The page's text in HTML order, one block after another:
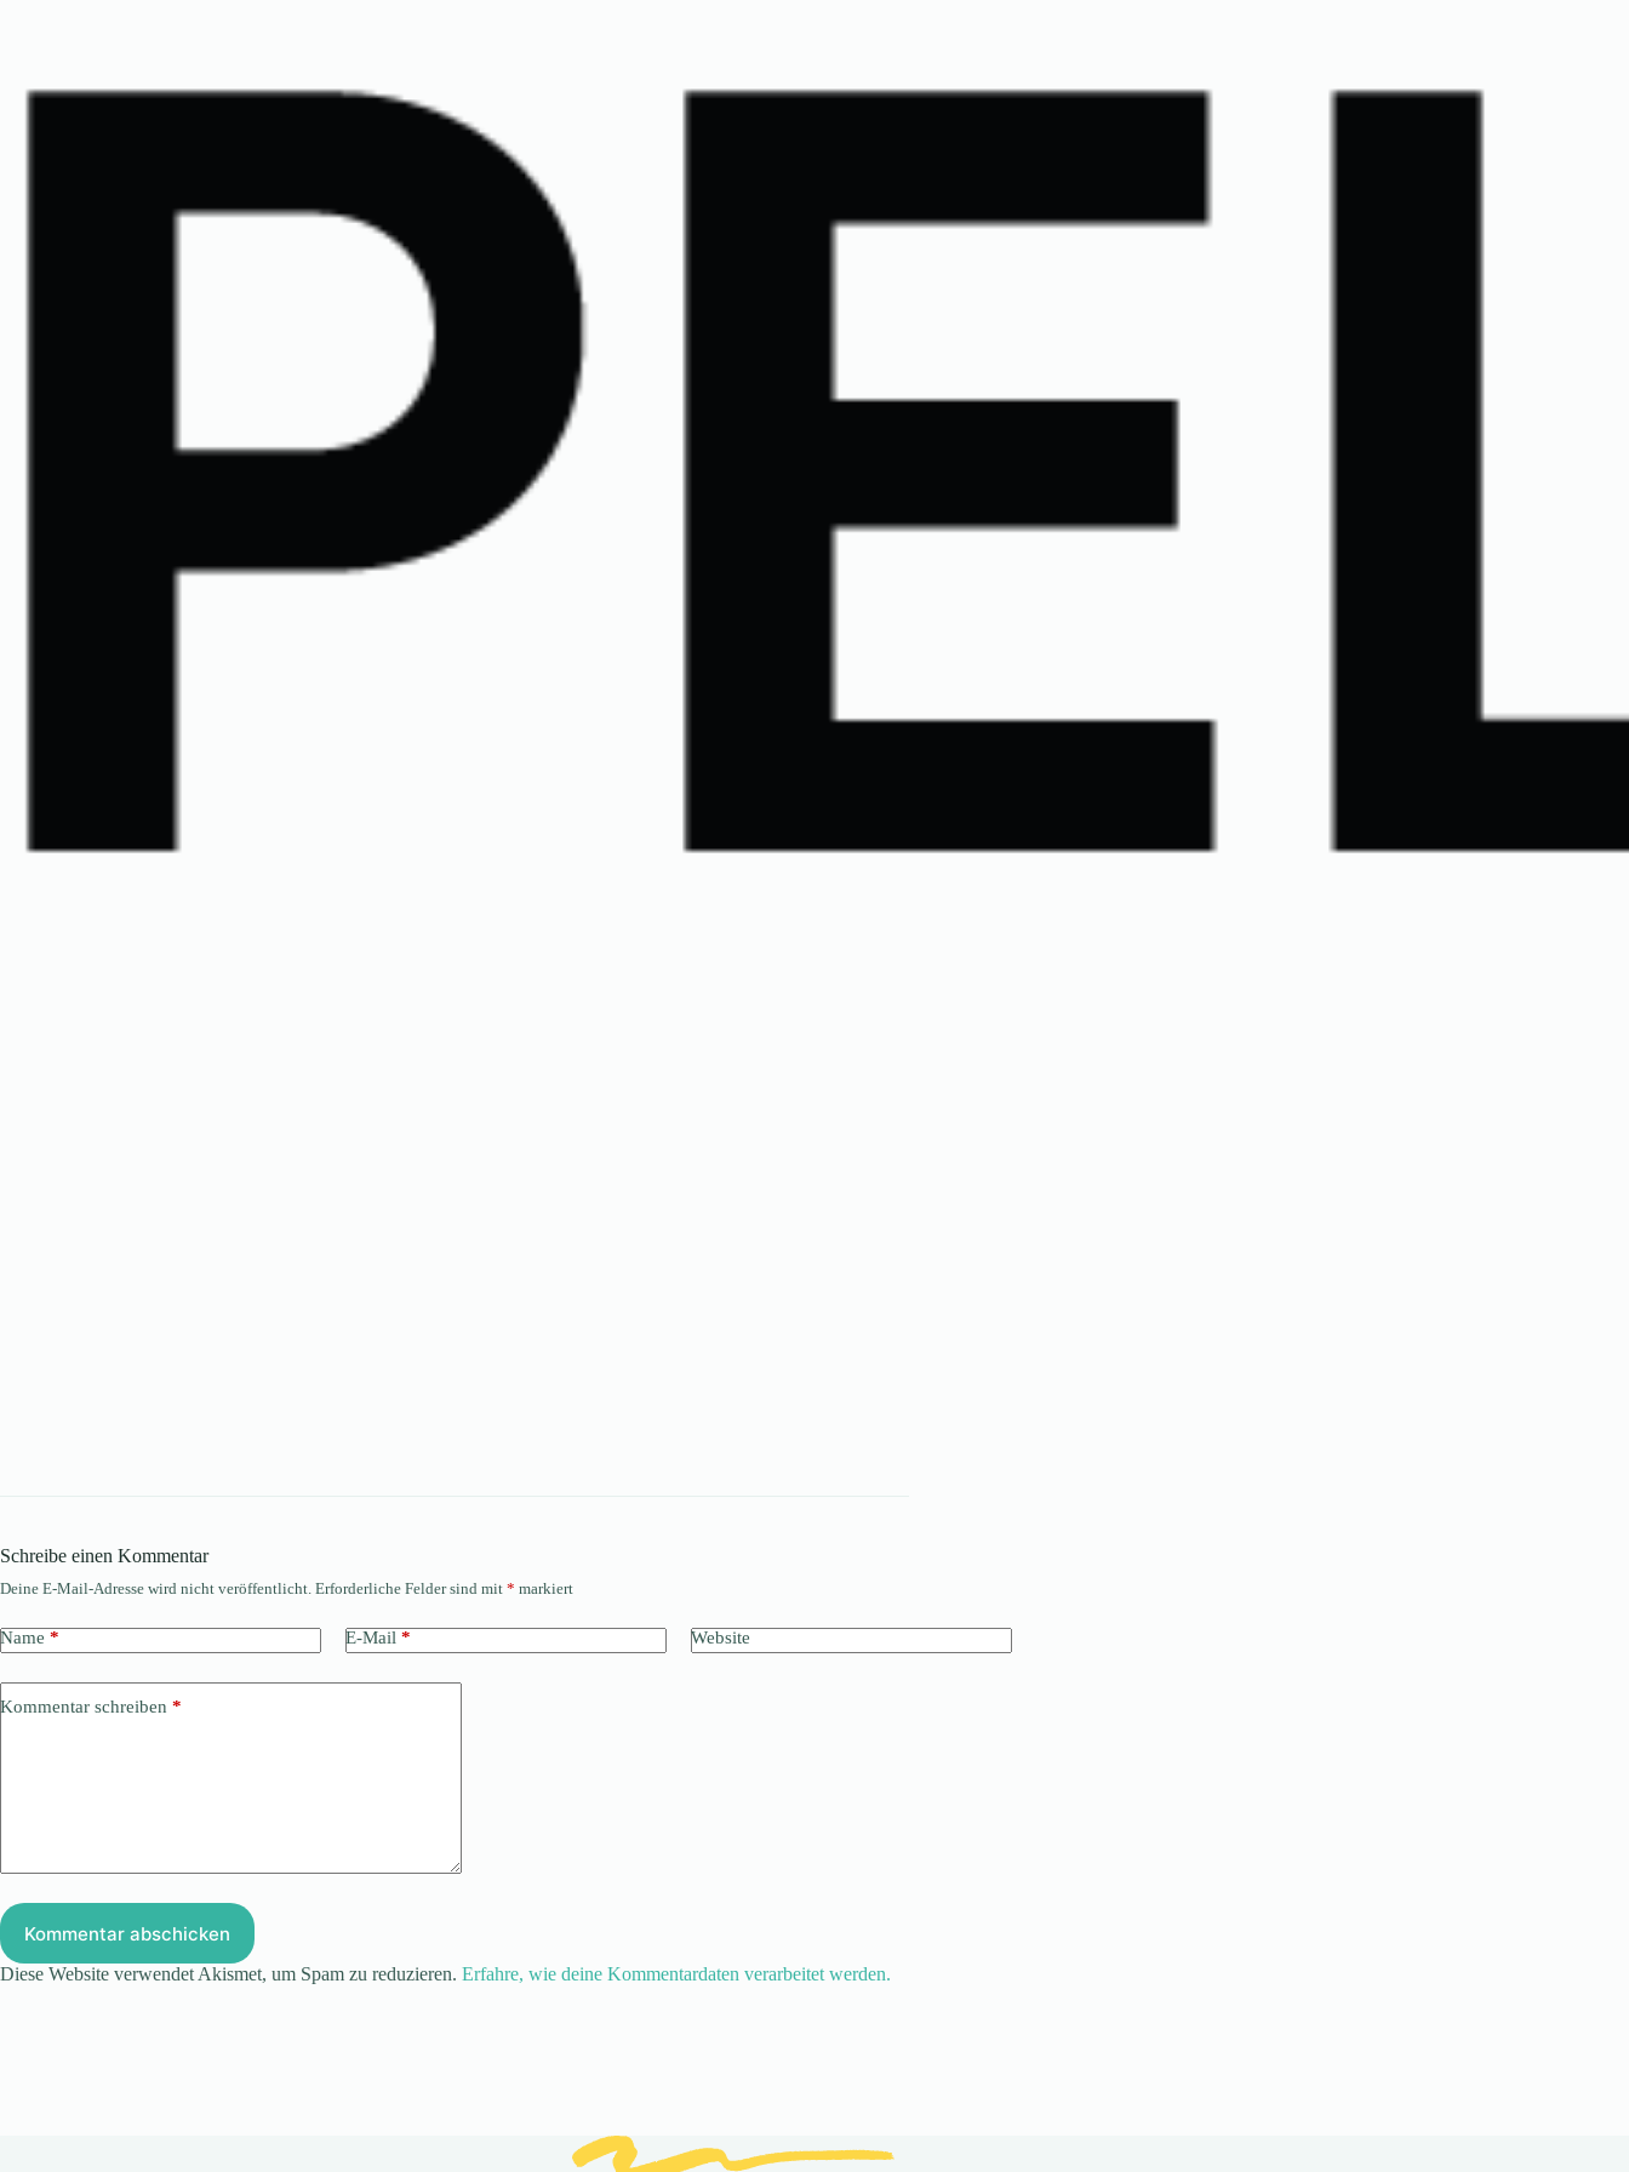
Schreibe einen Kommentar
Deine E-Mail-Adresse wird nicht veröffentlicht. Erforderliche Felder sind mit * markiert
Name * E-Mail * Website
Kommentar schreiben *
Kommentar abschicken
Diese Website verwendet Akismet, um Spam zu reduzieren. Erfahre, wie deine Kommentardaten verarbeitet werden.